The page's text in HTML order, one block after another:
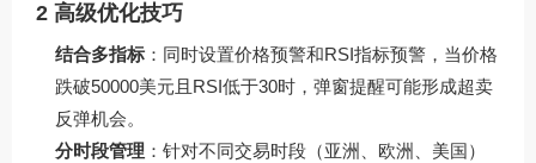
2 高级优化技巧
结合多指标 ：同时设置价格预警和RSI指标预警，当价格
跌破50000美元且RSI低于30时，弹窗提醒可能形成超卖
反弹机会。
分时段管理 ：针对不同交易时段（亚洲、欧洲、美国）